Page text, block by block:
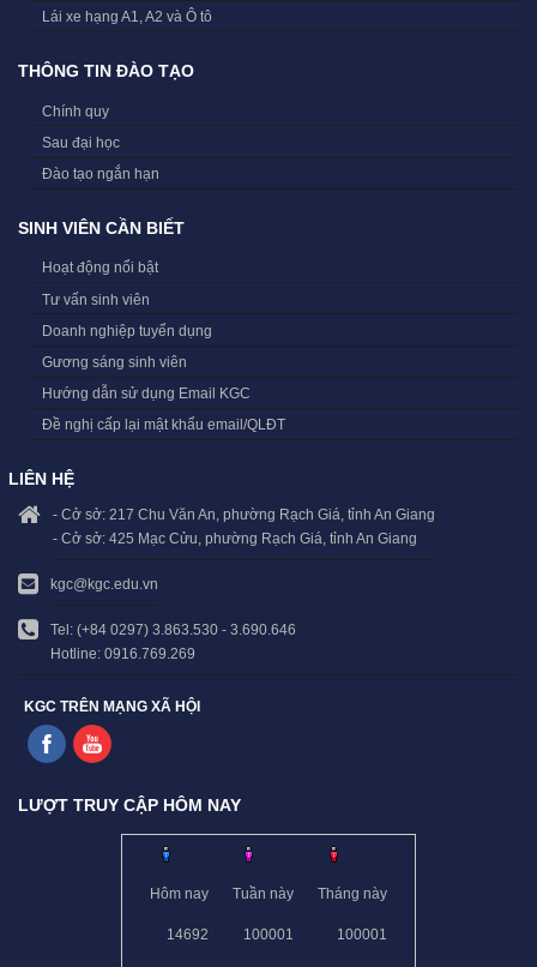
Lái xe hạng A1, A2 và Ô tô
THÔNG TIN ĐÀO TẠO
Chính quy
Sau đại học
Đào tạo ngắn hạn
SINH VIÊN CẦN BIẾT
Hoạt động nổi bật
Tư vấn sinh viên
Doanh nghiệp tuyển dụng
Gương sáng sinh viên
Hướng dẫn sử dụng Email KGC
Đề nghị cấp lại mật khẩu email/QLĐT
LIÊN HỆ
- Cở sở: 217 Chu Văn An, phường Rạch Giá, tỉnh An Giang
- Cở sở: 425 Mạc Cửu, phường Rạch Giá, tỉnh An Giang
kgc@kgc.edu.vn
Tel: (+84 0297) 3.863.530 - 3.690.646
Hotline: 0916.769.269
KGC TRÊN MẠNG XÃ HỘI
LƯỢT TRUY CẬP HÔM NAY
Hôm nay
14692
Tuần này
100001
Tháng này
100001